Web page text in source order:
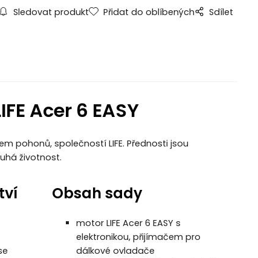
Sledovat produkt Přidat do oblíbených Sdílet
Acer 6 EASY
pohonů, společností LIFE. Přednosti jsou
životnost.
Obsah sady
motor LIFE Acer 6 EASY s
elektronikou, přijímačem pro
dálkové ovladače